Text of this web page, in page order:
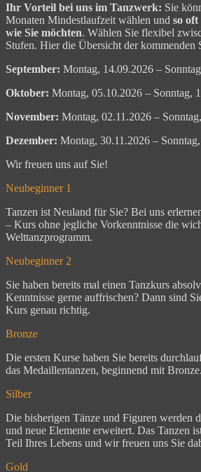
Ihr Vorteil bei uns im Tanzwerk: Sie
Monaten Mindestlaufzeit wählen und so oft
wie Sie möchten. Wählen Sie flexibel
Stufen. Hier die Übersicht der kommenden
September: Montag, 14.09.2026 –
Oktober: Montag, 05.10.2026 – Sonntag,
November: Montag, 02.11.2026 –
Dezember: Montag, 30.11.2026 –
Wir freuen uns auf Sie!
Neubeginner 1
Tanzen ist Neuland für Sie? Bei uns
– Kurs ohne jegliche Vorkenntnisse die
Welttanzprogramm.
Neubeginner 2
Sie haben bereits mal einen Tanzkurs
Kenntnisse gerne auffrischen? Dann sind
Kurs genau richtig.
Bronze
Die ersten Kurse haben Sie bereits
das Medaillentanzen, beginnend mit Bronze.
Silber
Die bisherigen Tänze und Figuren werden
und neue Elemente erweitert. Das Tanzen
Teil Ihres Lebens und wir freuen uns Sie
Gold